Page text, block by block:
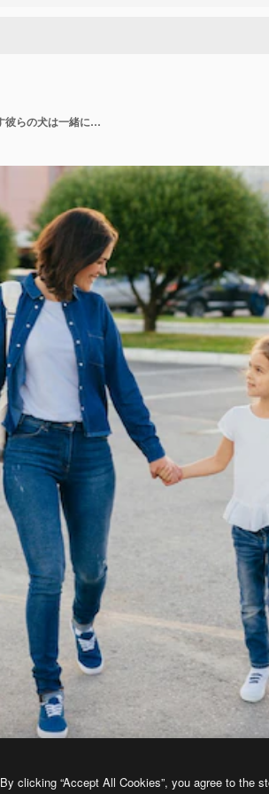
幸せな娘と母の写真は、街の背景に対して屋外散歩をしています彼らの犬は一緒に手を保ちます週末を一緒に過ごす暇な時間を楽しむ家族の動物とレジャーのコンセプト
By clicking “Accept All Cookies”, you agree to the